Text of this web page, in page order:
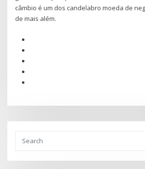
câmbio é um dos candelabro moeda de
de mais além.